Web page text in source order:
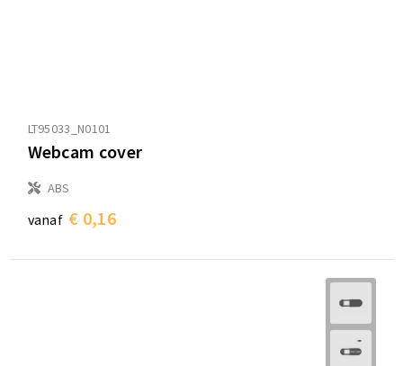
LT95033_N0101
Webcam cover
ABS
vanaf € 0,16